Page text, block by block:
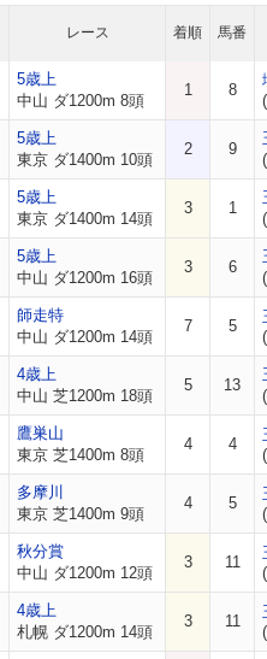
レース 着順 馬番
5歳上
中山 ダ1200m 8頭
1 8
5歳上
東京 ダ1400m 10頭
2 9
5歳上
東京 ダ1400m 14頭
3 1
5歳上
中山 ダ1200m 16頭
3 6
師走特
中山 ダ1200m 14頭
7 5
4歳上
中山 芝1200m 18頭
5 13
鷹巣山
東京 芝1400m 8頭
4 4
多摩川
東京 芝1400m 9頭
4 5
秋分賞
中山 ダ1200m 12頭
3 11
4歳上
札幌 ダ1200m 14頭
3 11